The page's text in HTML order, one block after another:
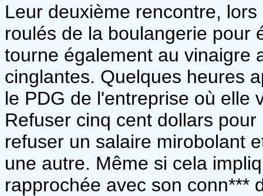
Leur deuxième rencontre,
roulés de la boulangerie pour
tourne également au vinaigre
cinglantes. Quelques heures
le PDG de l'entreprise où elle
Refuser cinq cent dollars
refuser un salaire mirobolant
une autre. Même si cela
rapprochée avec son conn***